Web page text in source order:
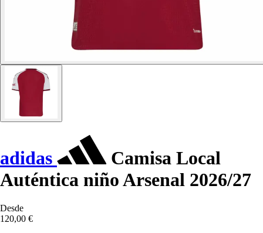
adidas
Camisa Local
Auténtica niño Arsenal 2026/27
Desde
120,00 €